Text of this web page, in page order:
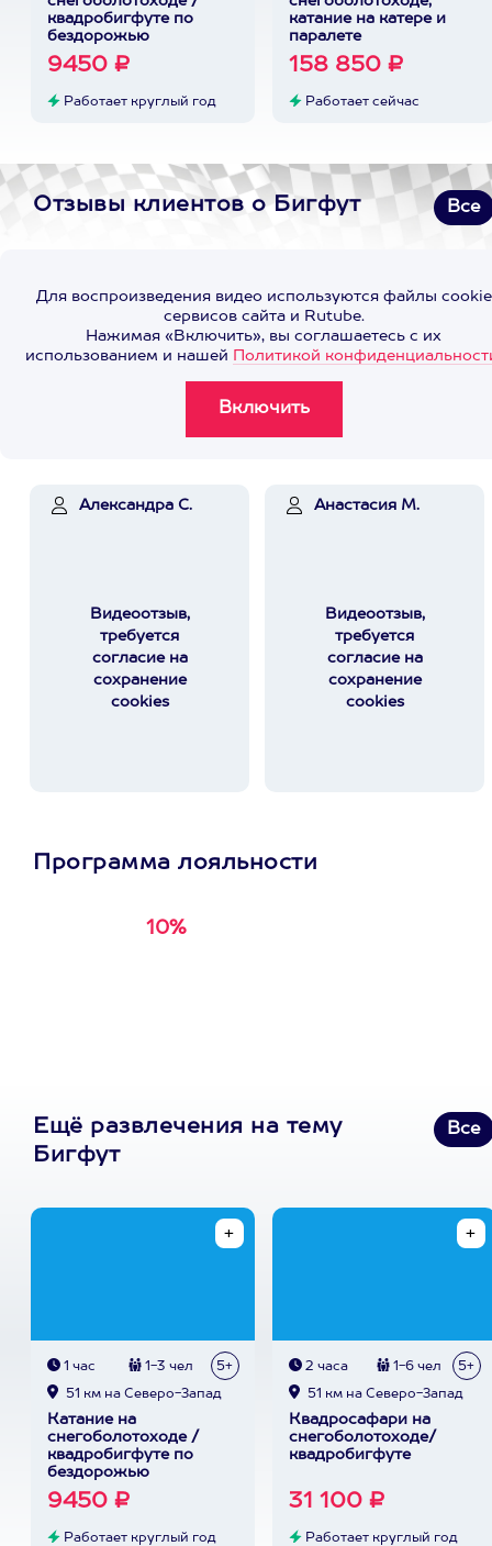
квадробигфуте по
бездорожью
9450 ₽
Работает круглый год
катание на катере и
паралете
158 850 ₽
Работает сейчас
Отзывы клиентов о Бигфут Все
Для воспроизведения видео используются файлы cookie
сервисов сайта и Rutube.
Нажимая «Включить», вы соглашаетесь с их
использованием и нашей Политикой
Александра С.
Видеоотзыв,
требуется
согласие на
сохранение
cookies
Анастасия М.
Видеоотзыв,
требуется
согласие на
сохранение
cookies
Программа лояльности
10%
Ещё развлечения на тему
Бигфут
Все
1 час 1-3 чел 5+
51 км на Северо-Запад
Катание на
снегоболотоходе /
квадробигфуте по
бездорожью
9450 ₽
Работает круглый год
2 часа 1-6 чел 5+
51 км на Северо-Запад
Квадросафари на
снегоболотоходе/
квадробигфуте
31 100 ₽
Работает круглый год